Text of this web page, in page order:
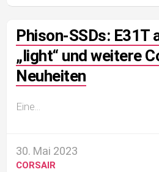
Phison-SSDs: E31T
„light“ und weitere
Neuheiten
Eine...
30. Mai 2023
CORSAIR